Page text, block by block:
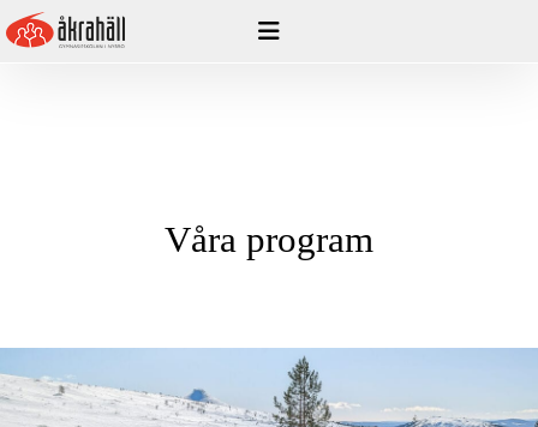
Hoppa
till
Våra program